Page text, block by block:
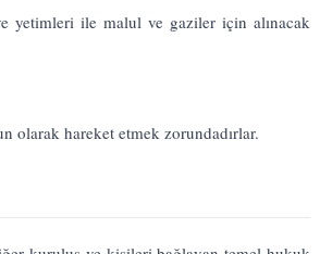
yetimleri ile malul ve gaziler için alınacak
olarak hareket etmek zorundadırlar.